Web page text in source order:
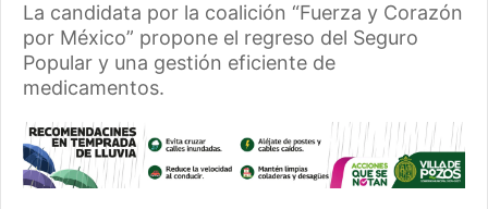
La candidata por la coalición “Fuerza y Corazón
por México” propone el regreso del Seguro
Popular y una gestión eficiente de
medicamentos.